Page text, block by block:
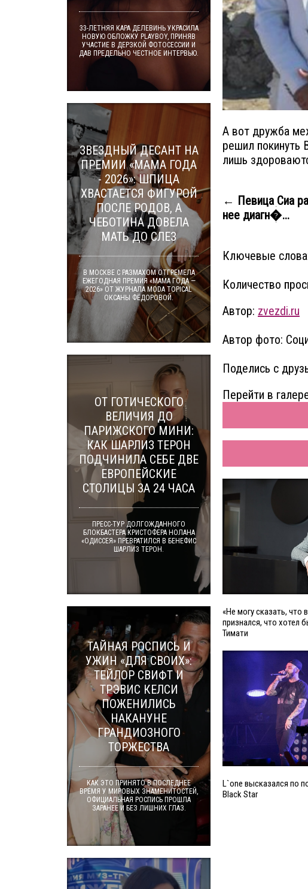
А вот дружба
решил покинуть
лишь
← Певица Сиа
нее диагн�...
Ключевые
Количество
Автор: zvezdi.ru
Автор фото:
Поделись с
Перейти в
«Не могу сказать, что
признался, что хотел
Тимати
L`one высказался по
Black Star
33-ЛЕТНЯЯ КАРА ДЕЛЕВИНЬ УКРАСИЛА
НОВУЮ ОБЛОЖКУ PLAYBOY, ПРИНЯВ
УЧАСТИЕ В ДЕРЗКОЙ ФОТОСЕССИИ И
ДАВ ПРЕДЕЛЬНО ЧЕСТНОЕ ИНТЕРВЬЮ.
ЗВЕЗДНЫЙ ДЕСАНТ НА
ПРЕМИИ «МАМА ГОДА
- 2026»: ШПИЦА
ХВАСТАЕТСЯ ФИГУРОЙ
ПОСЛЕ РОДОВ, А
ЧЕБОТИНА ДОВЕЛА
МАТЬ ДО СЛЕЗ
В МОСКВЕ С РАЗМАХОМ ОТГРЕМЕЛА
ЕЖЕГОДНАЯ ПРЕМИЯ «МАМА ГОДА —
2026» ОТ ЖУРНАЛА MODA TOPICAL
ОКСАНЫ ФЁДОРОВОЙ.
ОТ ГОТИЧЕСКОГО
ВЕЛИЧИЯ ДО
ПАРИЖСКОГО МИНИ:
КАК ШАРЛИЗ ТЕРОН
ПОДЧИНИЛА СЕБЕ ДВЕ
ЕВРОПЕЙСКИЕ
СТОЛИЦЫ ЗА 24 ЧАСА
ПРЕСС-ТУР ДОЛГОЖДАННОГО
БЛОКБАСТЕРА КРИСТОФЕРА НОЛАНА
«ОДИССЕЯ» ПРЕВРАТИЛСЯ В БЕНЕФИС
ШАРЛИЗ ТЕРОН.
ТАЙНАЯ РОСПИСЬ И
УЖИН «ДЛЯ СВОИХ»:
ТЕЙЛОР СВИФТ И
ТРЭВИС КЕЛСИ
ПОЖЕНИЛИСЬ
НАКАНУНЕ
ГРАНДИОЗНОГО
ТОРЖЕСТВА
КАК ЭТО ПРИНЯТО В ПОСЛЕДНЕЕ
ВРЕМЯ У МИРОВЫХ ЗНАМЕНИТОСТЕЙ,
ОФИЦИАЛЬНАЯ РОСПИСЬ ПРОШЛА
ЗАРАНЕЕ И БЕЗ ЛИШНИХ ГЛАЗ.